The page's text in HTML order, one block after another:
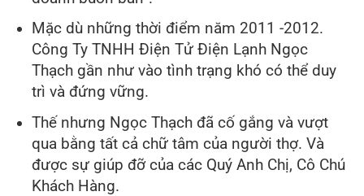
Mặc dù những thời điểm năm 2011 -2012.
Công Ty TNHH Điện Tử Điện Lạnh Ngọc
Thạch gần như vào tình trạng khó có thể duy
trì và đứng vững.
Thế nhưng Ngọc Thạch đã cố gắng và vượt
qua bằng tất cả chữ tâm của người thợ. Và
được sự giúp đỡ của các Quý Anh Chị, Cô Chú
Khách Hàng.